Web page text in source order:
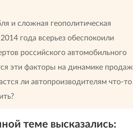
и сложная геополитическая
года всерьез обеспокоили
российского автомобильного
эти факторы на динамике продаж
ли автопроизводителям что-то
теме высказались: